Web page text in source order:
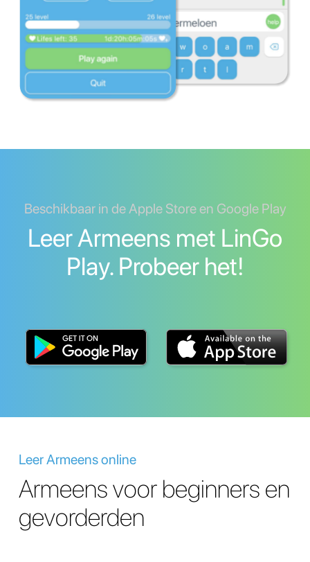
Beschikbaar in de Apple Store en Google Play
Leer Armeens met LinGo
Play. Probeer het!
Leer Armeens online
Armeens voor beginners en
gevorderden